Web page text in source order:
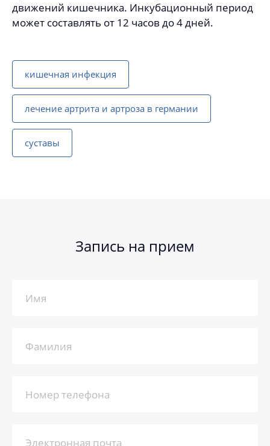
движений кишечника. Инкубационный период
может составлять от 12 часов до 4 дней.
кишечная инфекция
лечение артрита и артроза в германии
суставы
Запись на прием